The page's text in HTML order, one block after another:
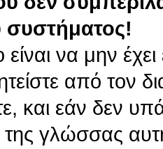
είναι να μην
από τον
και εάν δεν
της γλώσσας